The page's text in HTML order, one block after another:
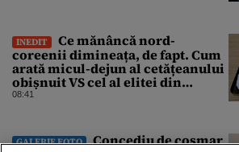
INEDIT
Ce mănâncă nord-
coreenii dimineața, de fapt. Cum
arată micul-dejun al cetățeanului
obișnuit VS cel al elitei din
Phenian
08:41
GALERIE FOTO
Concediu de coșmar